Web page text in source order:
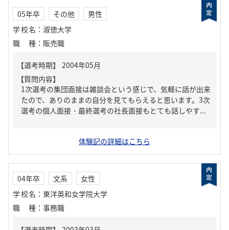
05年卒 その他
男性
学校名 ： 淑徳大学
職種 ： 販売職
【質問内容】
1次選考の集団面接は雑談会という感じで、気軽に話が出来
たので、ありのままの自分を見てもらえると思います。3次
選考の個人面接・最終選考の社長面接もとても話しやす...
体験記の詳細はこちら
04年卒 文系
女性
学校名 ： 東洋英和女学院大学
職種 ： 事務職